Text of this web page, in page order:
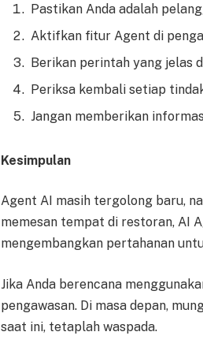
Pastikan Anda adalah
Aktifkan fitur Agent di
Berikan perintah yang jelas
Periksa kembali setiap
Jangan memberikan
Kesimpulan
Agent AI masih tergolong baru,
memesan tempat di restoran, AI
mengembangkan pertahanan
Jika Anda berencana
pengawasan. Di masa depan,
saat ini, tetaplah waspada.